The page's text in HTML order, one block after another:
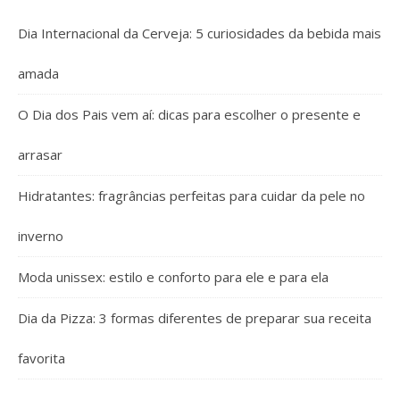
Dia Internacional da Cerveja: 5 curiosidades da bebida mais
amada
O Dia dos Pais vem aí: dicas para escolher o presente e
arrasar
Hidratantes: fragrâncias perfeitas para cuidar da pele no
inverno
Moda unissex: estilo e conforto para ele e para ela
Dia da Pizza: 3 formas diferentes de preparar sua receita
favorita